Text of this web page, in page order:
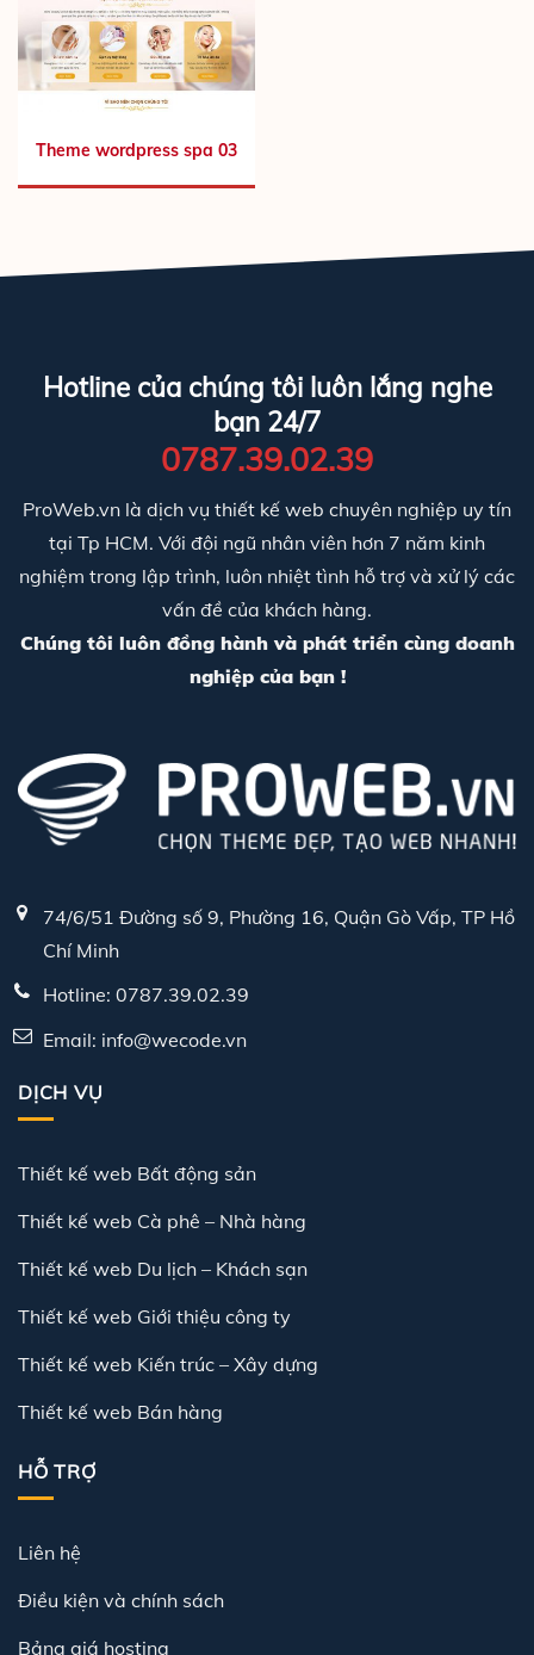
Theme wordpress spa 03
Hotline của chúng tôi luôn lắng nghe
bạn 24/7
0787.39.02.39
ProWeb.vn là dịch vụ thiết kế web chuyên nghiệp uy tín
tại Tp HCM. Với đội ngũ nhân viên hơn 7 năm kinh
nghiệm trong lập trình, luôn nhiệt tình hỗ trợ và xử lý các
vấn đề của khách hàng.
Chúng tôi luôn đồng hành và phát triển cùng doanh
nghiệp của bạn !
74/6/51 Đường số 9, Phường 16, Quận Gò Vấp, TP Hồ
Chí Minh
Hotline: 0787.39.02.39
Email: info@wecode.vn
DỊCH VỤ
Thiết kế web Bất động sản
Thiết kế web Cà phê – Nhà hàng
Thiết kế web Du lịch – Khách sạn
Thiết kế web Giới thiệu công ty
Thiết kế web Kiến trúc – Xây dựng
Thiết kế web Bán hàng
HỖ TRỢ
Liên hệ
Điều kiện và chính sách
Bảng giá hosting